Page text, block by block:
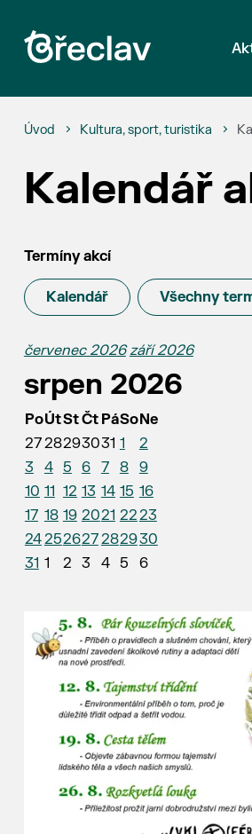
Úvod Kultura, sport, turistika
Kalendář
Termíny akcí
Kalendář Všechny
červenec 2026 září 2026
srpen 2026
PoÚtStČt PáSoNe
2728293031 1
2
3
4 5 6 7 8
9
10 11 12 13 14 15 16
17 18 19 2021 2223
24252627282930
31 1 2 3 4 5 6